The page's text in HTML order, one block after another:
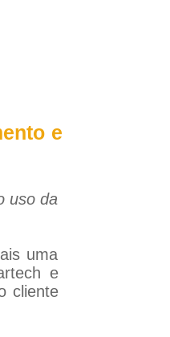
e
uso da
uma
e
cliente